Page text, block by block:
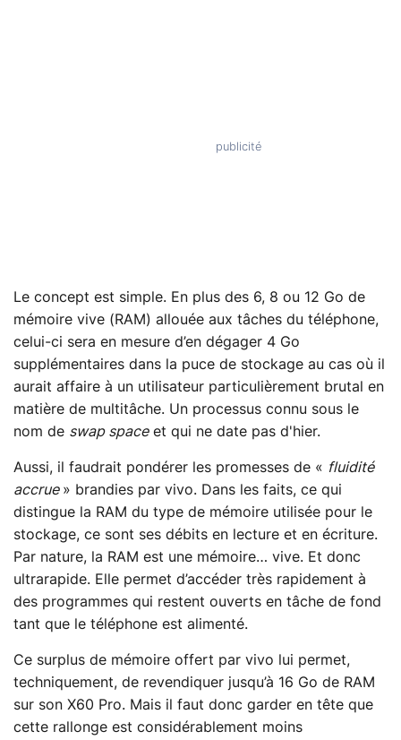
Le concept est simple. En plus des 6, 8 ou 12 Go de
mémoire vive (RAM) allouée aux tâches du téléphone,
celui-ci sera en mesure d’en dégager 4 Go
supplémentaires dans la puce de stockage au cas où il
aurait affaire à un utilisateur particulièrement brutal en
matière de multitâche. Un processus connu sous le
nom de swap spaceet qui ne date pas d'hier.
Aussi, il faudrait pondérer les promesses de « fluidité
accrue » brandies par vivo. Dans les faits, ce qui
distingue la RAM du type de mémoire utilisée pour le
stockage, ce sont ses débits en lecture et en écriture.
Par nature, la RAM est une mémoire… vive. Et donc
ultrarapide. Elle permet d’accéder très rapidement à
des programmes qui restent ouverts en tâche de fond
tant que le téléphone est alimenté.
Ce surplus de mémoire offert par vivo lui permet,
techniquement, de revendiquer jusqu’à 16 Go de RAM
sur son X60 Pro. Mais il faut donc garder en tête que
cette rallonge est considérablement moins